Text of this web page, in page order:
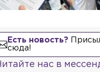
Есть новость?
сюда!
нас в